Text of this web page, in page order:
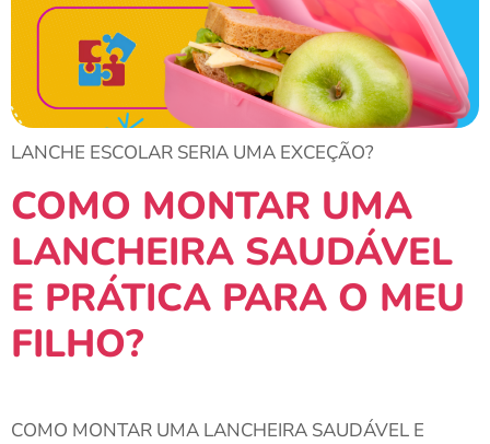
LANCHE ESCOLAR SERIA UMA EXCEÇÃO?
COMO MONTAR UMA
LANCHEIRA SAUDÁVEL
E PRÁTICA PARA O MEU
FILHO?
COMO MONTAR UMA LANCHEIRA SAUDÁVEL E